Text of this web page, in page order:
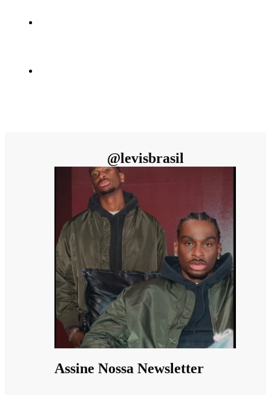
@levisbrasil
Assine Nossa Newsletter